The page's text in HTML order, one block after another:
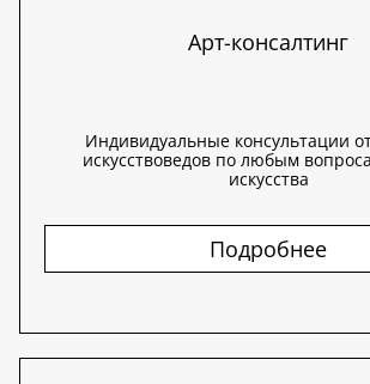
Арт-консалтинг
Индивидуальные консультации
искусствоведов по любым
искусства
Подробнее